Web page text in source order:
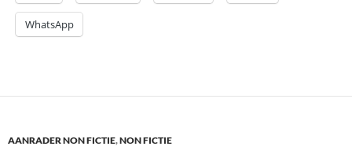
WhatsApp
AANRADER NON FICTIE,NON FICTIE